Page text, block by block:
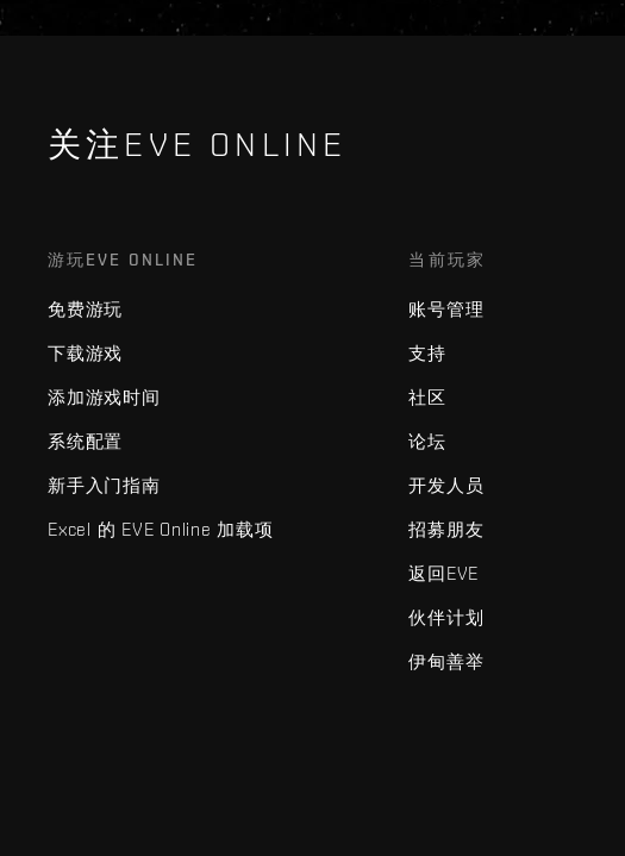
关注EVE ONLINE
游玩EVE ONLINE
免费游玩
下载游戏
添加游戏时间
系统配置
新手入门指南
Excel 的 EVE Online 加载项
当前玩家
账号管理
支持
社区
论坛
开发人员
招募朋友
返回EVE
伙伴计划
伊甸善举